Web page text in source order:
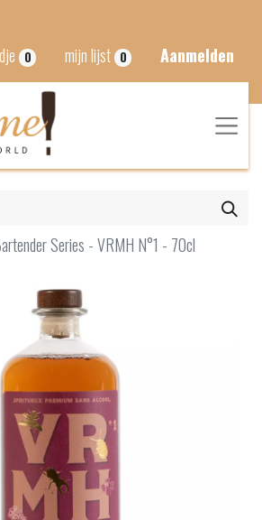
0 mijn lijst 0 Aanmelden
Series - VRMH N°1 - 70cl